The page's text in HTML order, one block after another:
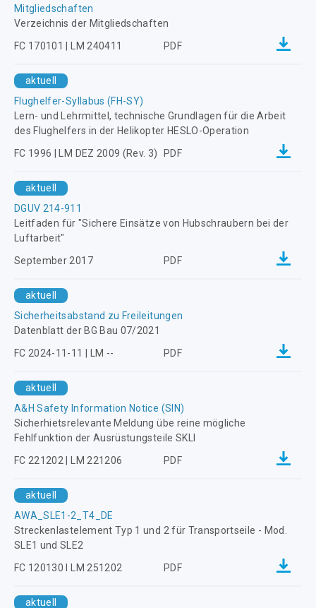
Mitgliedschaften
Verzeichnis der Mitgliedschaften
FC 170101 | LM 240411
PDF
aktuell
Flughelfer-Syllabus (FH-SY)
Lern- und Lehrmittel, technische Grundlagen für die Arbeit
des Flughelfers in der Helikopter HESLO-Operation
FC 1996 | LM DEZ 2009 (Rev. 3)
PDF
aktuell
DGUV 214-911
Leitfaden für "Sichere Einsätze von Hubschraubern bei der
Luftarbeit"
September 2017
PDF
aktuell
Sicherheitsabstand zu Freileitungen
Datenblatt der BG Bau 07/2021
FC 2024-11-11 | LM --
PDF
aktuell
A&H Safety Information Notice (SIN)
Sicherhietsrelevante Meldung übe reine mögliche
Fehlfunktion der Ausrüstungsteile SKLI
FC 221202 | LM 221206
PDF
aktuell
AWA_SLE1-2_T4_DE
Streckenlastelement Typ 1 und 2 für Transportseile - Mod.
SLE1 und SLE2
FC 120130 I LM 251202
PDF
aktuell